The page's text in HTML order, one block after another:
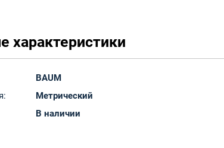
характеристики
BAUM
Метрический
В наличии